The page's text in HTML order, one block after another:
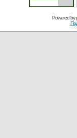
Powered by